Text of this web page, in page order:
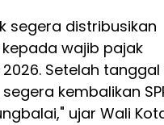
segera distribusikan
kepada wajib pajak
Setelah tanggal
kembalikan
ujar Wali